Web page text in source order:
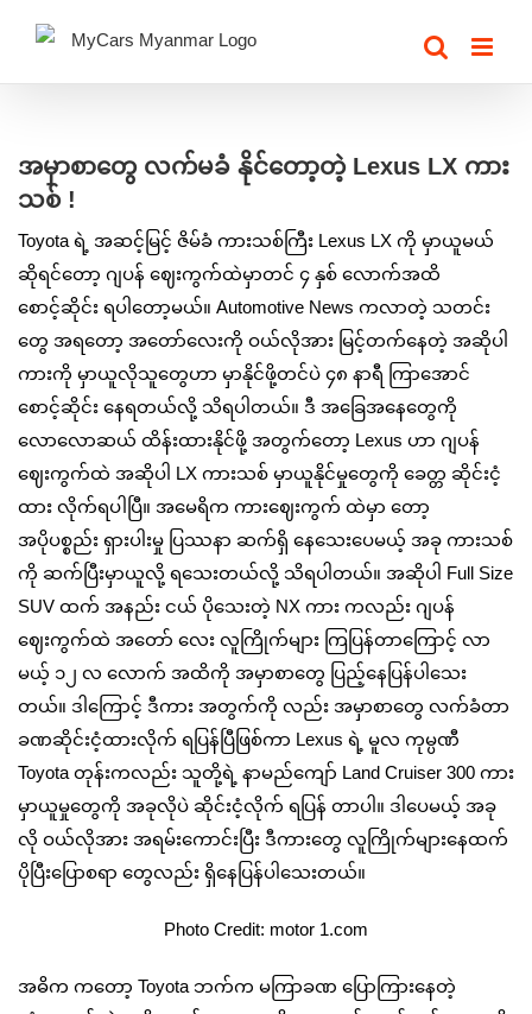
content
Larger
Image
အမှာစာတွေ လက်မခံ နိုင်တော့တဲ့ Lexus LX ကား
သစ် !
Toyota ရဲ့ အဆင့်မြင့် ဇိမ်ခံ ကားသစ်ကြီး Lexus LX ကို မှာယူမယ်
ဆိုရင်တော့ ဂျပန် ဈေးကွက်ထဲမှာတင် ၄ နှစ် လောက်အထိ
စောင့်ဆိုင်း ရပါတော့မယ်။ Automotive News ကလာတဲ့ သတင်း
တွေ အရတော့ အတော်လေးကို ဝယ်လိုအား မြင့်တက်နေတဲ့ အဆိုပါ
ကားကို မှာယူလိုသူတွေဟာ မှာနိုင်ဖို့တင်ပဲ ၄၈ နာရီ ကြာအောင်
စောင့်ဆိုင်း နေရတယ်လို့ သိရပါတယ်။ ဒီ အခြေအနေတွေကို
လောလောဆယ် ထိန်းထားနိုင်ဖို့ အတွက်တော့ Lexus ဟာ ဂျပန်
ဈေးကွက်ထဲ အဆိုပါ LX ကားသစ် မှာယူနိုင်မှုတွေကို ခေတ္တ ဆိုင်းငံ့
ထား လိုက်ရပါပြီ။ အမေရိက ကားဈေးကွက် ထဲမှာ တော့
အပိုပစ္စည်း ရှားပါးမှု ပြဿနာ ဆက်ရှိ နေသေးပေမယ့် အခု ကားသစ်
ကို ဆက်ပြီးမှာယူလို့ ရသေးတယ်လို့ သိရပါတယ်။ အဆိုပါ Full Size
SUV ထက် အနည်း ငယ် ပိုသေးတဲ့ NX ကား ကလည်း ဂျပန်
ဈေးကွက်ထဲ အတော် လေး လူကြိုက်များ ကြပြန်တာကြောင့် လာ
မယ့် ၁၂ လ လောက် အထိကို အမှာစာတွေ ပြည့်နေပြန်ပါသေး
တယ်။ ဒါကြောင့် ဒီကား အတွက်ကို လည်း အမှာစာတွေ လက်ခံတာ
ခဏဆိုင်းငံ့ထားလိုက် ရပြန်ပြီဖြစ်ကာ Lexus ရဲ့ မူလ ကုမ္ပဏီ
Toyota တုန်းကလည်း သူတို့ရဲ့ နာမည်ကျော် Land Cruiser 300 ကား
မှာယူမှုတွေကို အခုလိုပဲ ဆိုင်းငံ့လိုက် ရပြန် တာပါ။ ဒါပေမယ့် အခု
လို ဝယ်လိုအား အရမ်းကောင်းပြီး ဒီကားတွေ လူကြိုက်များနေထက်
ပိုပြီးပြောစရာ တွေလည်း ရှိနေပြန်ပါသေးတယ်။
Photo Credit: motor 1.com
အဓိက ကတော့ Toyota ဘက်က မကြာခဏ ပြောကြားနေတဲ့